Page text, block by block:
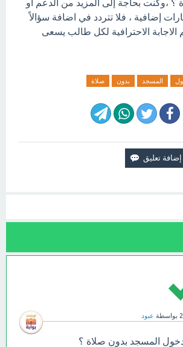
؟ ،وكنت بحاجة إلى المزيد من الدعم أو
إضافية ، فلا تتردد في اضافة سؤالاً
الاجابة الاحترافية لكل طالب يسعى
المسجد بدون صلاة
بواسطة عبود
المسجد بدون صلاة ؟